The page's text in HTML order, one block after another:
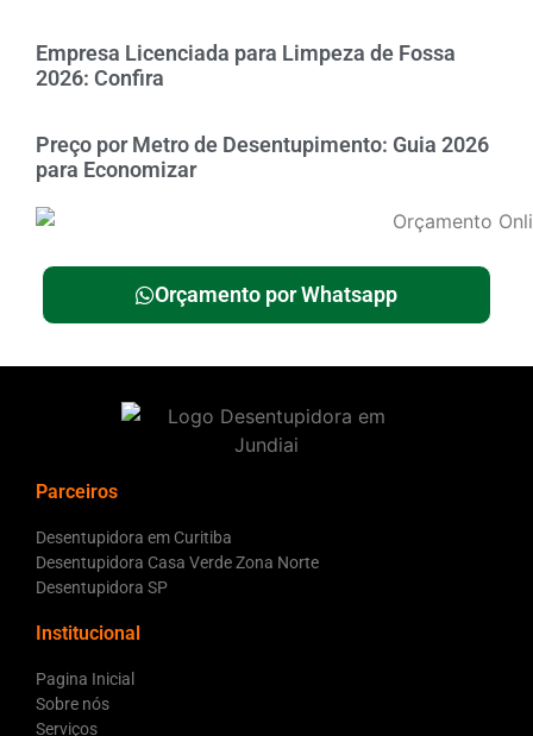
Empresa Licenciada para Limpeza de Fossa
2026: Confira
Preço por Metro de Desentupimento: Guia 2026
para Economizar
Orçamento por Whatsapp
Parceiros
Desentupidora em Curitiba
Desentupidora Casa Verde Zona Norte
Desentupidora SP
Institucional
Pagina Inicial
Sobre nós
Serviços